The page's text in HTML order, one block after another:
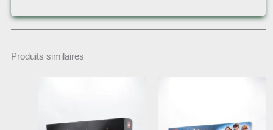
Produits similaires